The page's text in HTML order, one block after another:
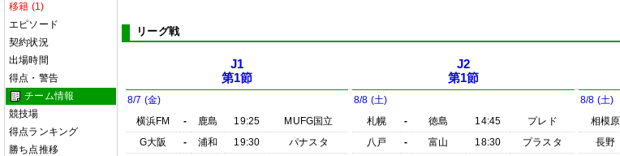
移籍 (1)
エピソード
契約状況
出場時間
得点・警告
チーム情報
競技場
得点ランキング
勝ち点推移
リーグ戦
J1
第1節
8/7 (金)
横浜FM
- 鹿島 19:25
MUFG国立
G大阪
- 浦和 19:30
パナスタ
J2
第1節
8/8 (土)
札幌
- 徳島 14:45
プレド
八戸
- 富山 18:30
プラスタ
8/8 (土)
相模原
長野